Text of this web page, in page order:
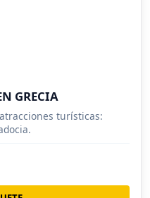
GRECIA
turísticas: